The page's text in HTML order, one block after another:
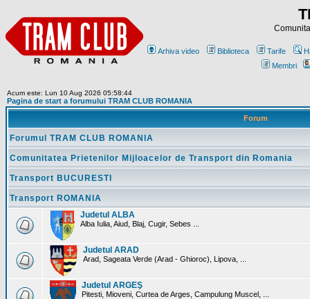
Arhiva video Biblioteca Tarife
Membri
Acum este: Lun 10 Aug 2026 05:58:44
Pagina de start a forumului TRAM CLUB ROMANIA
Forum
Forumul TRAM CLUB ROMANIA
Comunitatea Prietenilor Mijloacelor de Transport din Romania
Transport BUCURESTI
Transport ROMANIA
Judetul ALBA
Alba Iulia, Aiud, Blaj, Cugir, Sebes ...
Judetul ARAD
Arad, Sageata Verde (Arad - Ghioroc), Lipova, ...
Judetul ARGEŞ
Pitesti, Mioveni, Curtea de Arges, Campulung Muscel, ...